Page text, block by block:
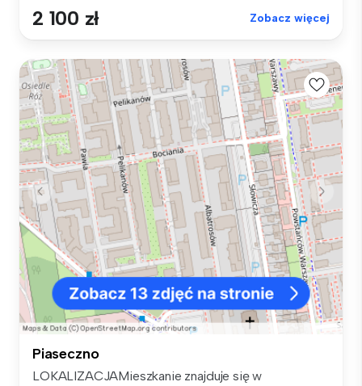
2 100 zł Zobacz więcej
Piaseczno
LOKALIZACJAMieszkanie znajduje się w